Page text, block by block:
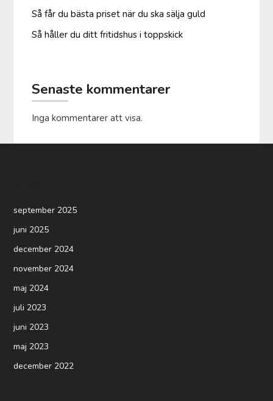
Så får du bästa priset när du ska sälja guld
Så håller du ditt fritidshus i toppskick
Senaste kommentarer
Inga kommentarer att visa.
september 2025
juni 2025
december 2024
november 2024
maj 2024
juli 2023
juni 2023
maj 2023
december 2022